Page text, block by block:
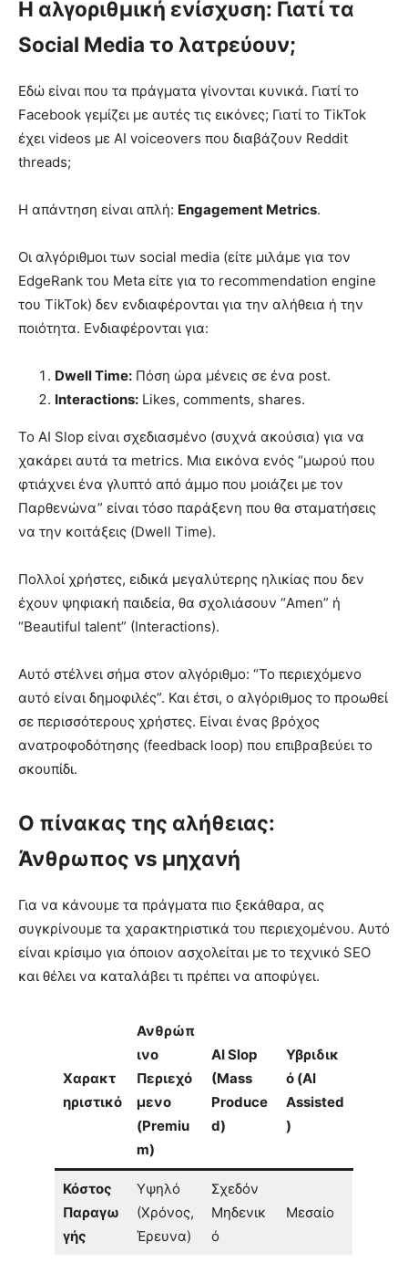
Η αλγοριθμική ενίσχυση: Γιατί τα
Social Media το λατρεύουν;
Εδώ είναι που τα πράγματα γίνονται κυνικά. Γιατί το
Facebook γεμίζει με αυτές τις εικόνες; Γιατί το TikTok
έχει videos με AI voiceovers που διαβάζουν Reddit
threads;
Η απάντηση είναι απλή: Engagement Metrics.
Οι αλγόριθμοι των social media (είτε μιλάμε για τον
EdgeRank του Meta είτε για το recommendation engine
του TikTok) δεν ενδιαφέρονται για την αλήθεια ή την
ποιότητα. Ενδιαφέρονται για:
Dwell Time: Πόση ώρα μένεις σε ένα post.
Interactions: Likes, comments, shares.
Το AI Slop είναι σχεδιασμένο (συχνά ακούσια) για να
χακάρει αυτά τα metrics. Μια εικόνα ενός “μωρού που
φτιάχνει ένα γλυπτό από άμμο που μοιάζει με τον
Παρθενώνα” είναι τόσο παράξενη που θα σταματήσεις
να την κοιτάξεις (Dwell Time).
Πολλοί χρήστες, ειδικά μεγαλύτερης ηλικίας που δεν
έχουν ψηφιακή παιδεία, θα σχολιάσουν “Amen” ή
“Beautiful talent” (Interactions).
Αυτό στέλνει σήμα στον αλγόριθμο: “Το περιεχόμενο
αυτό είναι δημοφιλές”. Και έτσι, ο αλγόριθμος το προωθεί
σε περισσότερους χρήστες. Είναι ένας βρόχος
ανατροφοδότησης (feedback loop) που επιβραβεύει το
σκουπίδι.
Ο πίνακας της αλήθειας:
Άνθρωπος vs μηχανή
Για να κάνουμε τα πράγματα πιο ξεκάθαρα, ας
συγκρίνουμε τα χαρακτηριστικά του περιεχομένου. Αυτό
είναι κρίσιμο για όποιον ασχολείται με το τεχνικό SEO
και θέλει να καταλάβει τι πρέπει να αποφύγει.
Χαρακτ
ηριστικό
Ανθρώπ
ινο
Περιεχό
μενο
(Premiu
m)
AI Slop
(Mass
Produce
d)
Υβριδικ
ό (AI
Assisted
)
Κόστος
Παραγω
γής
Υψηλό
(Χρόνος,
Έρευνα)
Σχεδόν
Μηδενικ
ό
Μεσαίο